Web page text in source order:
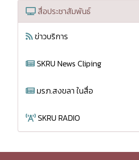
สื่อประชาสัมพันธ์
ข่าวบริการ
SKRU News Cliping
มรภ.สงขลา ในสื่อ
SKRU RADIO